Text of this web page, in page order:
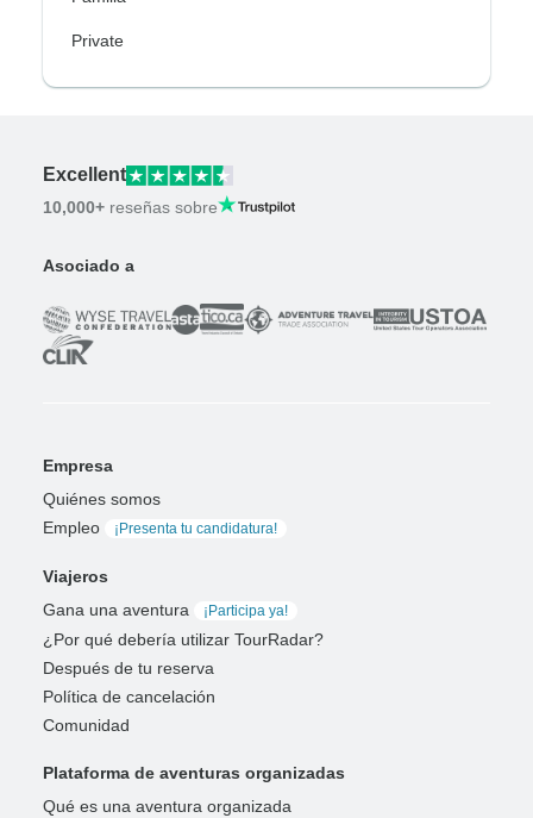
Private
Excellent
10,000+ reseñas sobre
Asociado a
Empresa
Quiénes somos
Empleo
¡Presenta tu candidatura!
Viajeros
Gana una aventura
¡Participa ya!
¿Por qué debería utilizar TourRadar?
Después de tu reserva
Política de cancelación
Comunidad
Plataforma de aventuras organizadas
Qué es una aventura organizada